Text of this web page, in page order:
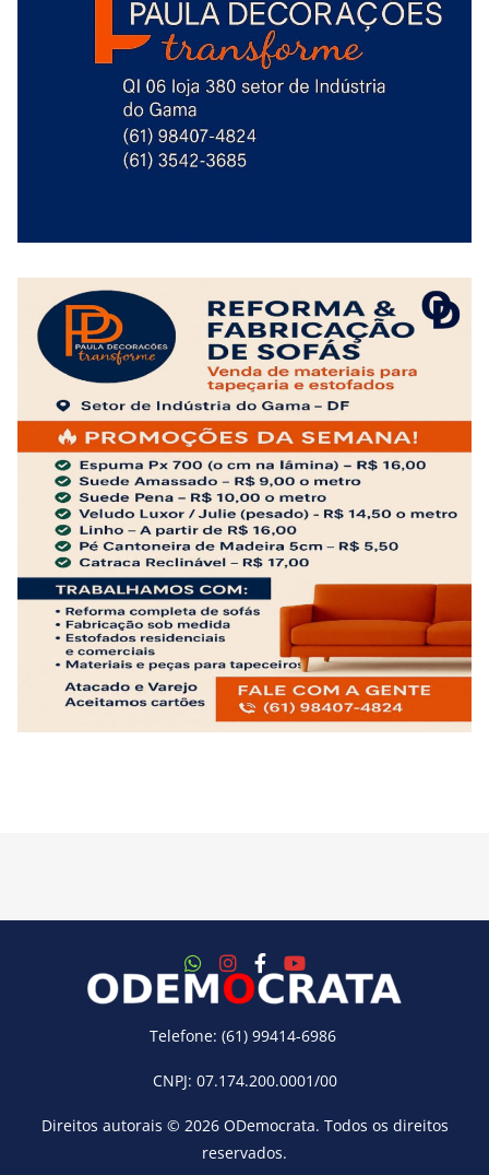
Telefone: (61) 99414-6986
CNPJ: 07.174.200.0001/00
Direitos autorais © 2026 ODemocrata. Todos os direitos
reservados.